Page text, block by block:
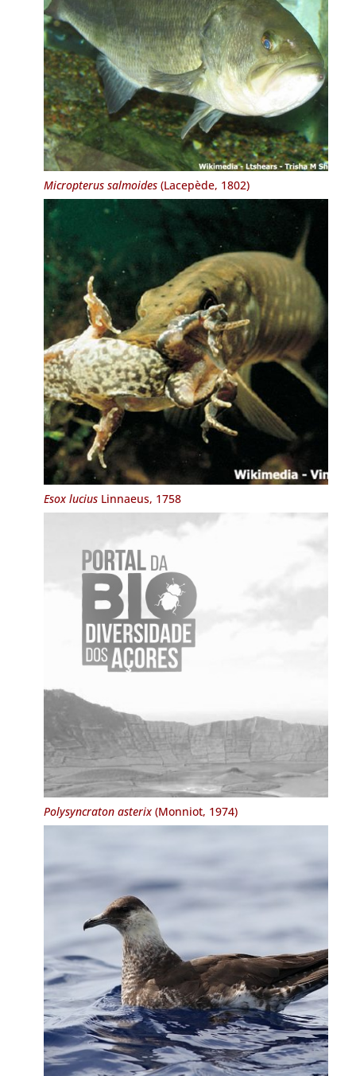
Micropterus salmoides(Lacepède, 1802)
Esox luciusLinnaeus, 1758
Polysyncraton asterix(Monniot, 1974)